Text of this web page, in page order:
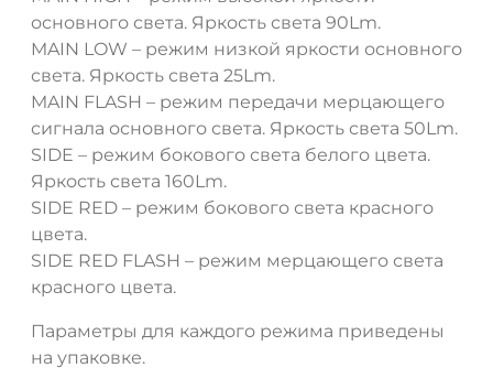
основного света. Яркость света 90Lm.
MAIN LOW – режим низкой яркости основного
света. Яркость света 25Lm.
MAIN FLASH – режим передачи мерцающего
сигнала основного света. Яркость света 50Lm.
SIDE – режим бокового света белого цвета.
Яркость света 160Lm.
SIDE RED – режим бокового света красного
цвета.
SIDE RED FLASH – режим мерцающего света
красного цвета.
Параметры для каждого режима приведены
на упаковке.